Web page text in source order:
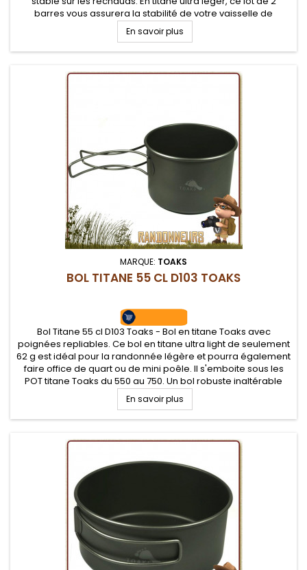
barres vous assurera la stabilité de votre vaisselle de
cuisson sur réchaud
En savoir plus
MARQUE: TOAKS
BOL TITANE 55 CL D103 TOAKS
Bol Titane 55 cl D103 Toaks - Bol en titane Toaks avec
poignées repliables. Ce bol en titane ultra light de seulement
62 g est idéal pour la randonnée légère et pourra également
faire office de quart ou de mini poêle. Il s'emboite sous les
POT titane Toaks du 550 au 750. Un bol robuste inaltérable
En savoir plus